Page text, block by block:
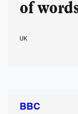
of
UK
BBC